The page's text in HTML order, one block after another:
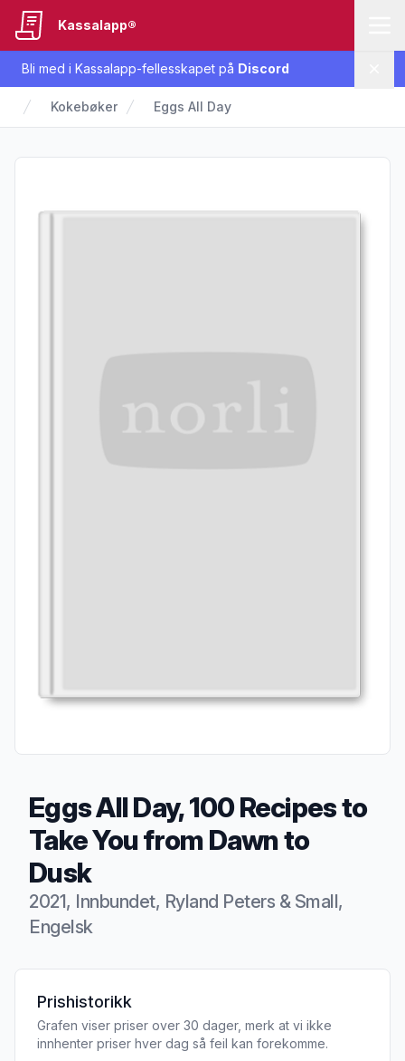
Bli med i Kassalapp-fellesskapet på Discord
Kassalapp®
Kokebøker Eggs All Day
Eggs All Day, 100 Recipes to
Take You from Dawn to
Dusk
2021, Innbundet, Ryland Peters & Small,
Engelsk
Produktbeskrivelse
Prishistorikk
Grafen viser priser over 30 dager, merk at vi ikke
innhenter priser hver dag så feil kan forekomme.